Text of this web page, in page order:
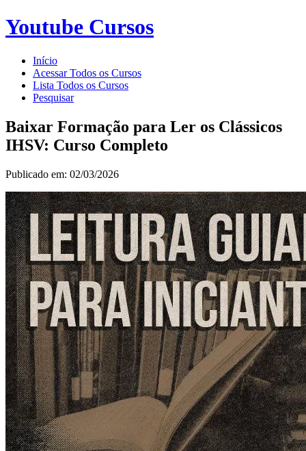
Youtube Cursos
Início
Acessar Todos os Cursos
Lista Todos os Cursos
Pesquisar
Baixar Formação para Ler os Clássicos
IHSV: Curso Completo
Publicado em: 02/03/2026